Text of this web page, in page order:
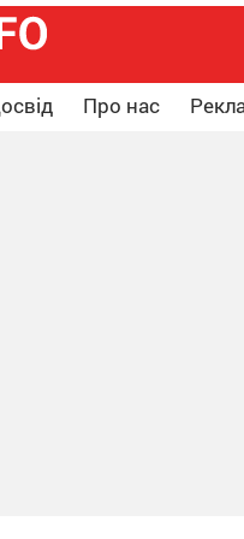
Про нас